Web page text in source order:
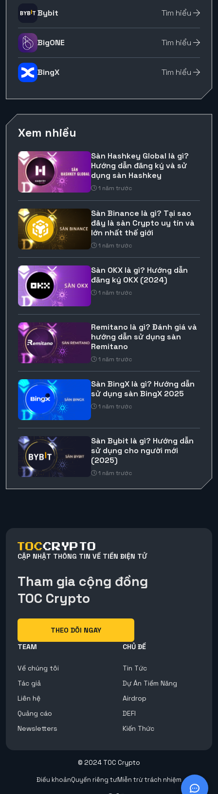
Bybit Tìm hiểu
BigONE Tìm hiểu
BingX Tìm hiểu
Xem nhiều
Sàn Hashkey Global là gì?
Hướng dẫn đăng ký và sử
dụng sàn Hashkey
1 năm trước
Sàn Binance là gì? Tại sao
đây là sàn Crypto uy tín và
lớn nhất thế giới
1 năm trước
Sàn OKX là gì? Hướng dẫn
đăng ký OKX (2024)
1 năm trước
Remitano là gì? Đánh giá và
hướng dẫn sử dụng sàn
Remitano
1 năm trước
Sàn BingX là gì? Hướng dẫn
sử dụng sàn BingX 2025
1 năm trước
Sàn Bybit là gì? Hướng dẫn
sử dụng cho người mới
(2025)
1 năm trước
CẬP NHẬT THÔNG TIN VỀ TIỀN ĐIỆN TỬ
Tham gia cộng đồng
TOC Crypto
THEO DÕI NGAY
TEAM
Về chúng tôi
Tác giả
Liên hệ
Quảng cáo
Newsletters
CHỦ ĐỀ
Tin Tức
Dự Án Tiềm Năng
Airdrop
DEFI
Kiến Thức
© 2024 TOC Crypto
Điều khoảnQuyền riêng tưMiễn trừ trách nhiệm